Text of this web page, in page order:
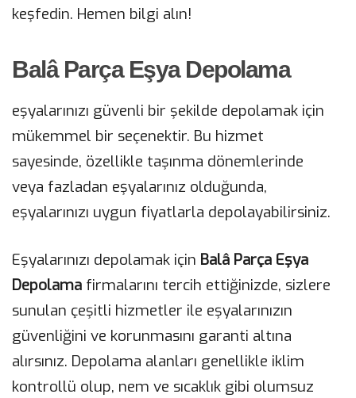
keşfedin. Hemen bilgi alın!
Balâ Parça Eşya Depolama
eşyalarınızı güvenli bir şekilde depolamak için
mükemmel bir seçenektir. Bu hizmet
sayesinde, özellikle taşınma dönemlerinde
veya fazladan eşyalarınız olduğunda,
eşyalarınızı uygun fiyatlarla depolayabilirsiniz.
Eşyalarınızı depolamak için Balâ Parça Eşya
Depolama firmalarını tercih ettiğinizde, sizlere
sunulan çeşitli hizmetler ile eşyalarınızın
güvenliğini ve korunmasını garanti altına
alırsınız. Depolama alanları genellikle iklim
kontrollü olup, nem ve sıcaklık gibi olumsuz